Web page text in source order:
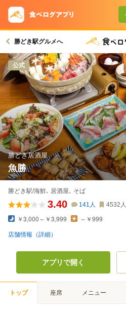
勝どき駅グルメへ
公式
勝どき居酒屋
魚勝
勝どき駅/海鮮､ 居酒屋､ そば
3.40 141 人 4532 人
￥3,000～￥3,999 ～￥999
店舗情報（詳細）
アプリで開く
トップ 座席 メニュー
コースで使え
戻る
クーポンを利用せ